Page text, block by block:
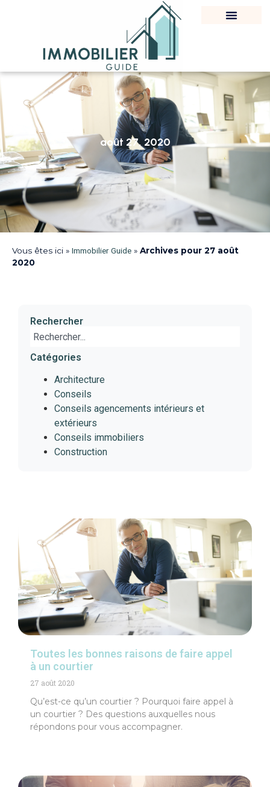
août 27, 2020
Vous êtes ici » Immobilier Guide » Archives pour 27 août
2020
Rechercher
Catégories
Architecture
Conseils
Conseils agencements intérieurs et
extérieurs
Conseils immobiliers
Construction
Toutes les bonnes raisons de faire appel
à un courtier
27 août 2020
Qu’est-ce qu’un courtier ? Pourquoi faire appel à
un courtier ? Des questions auxquelles nous
répondons pour vous accompagner.